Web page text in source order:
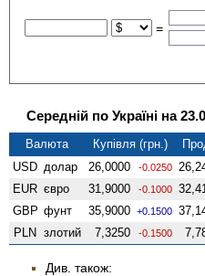
=
Середній по Україні на
Валюта Купівля (грн.)
USD долар 26,0000 -0.0250
EUR євро 31,9000 -0.1000
GBP фунт 35,9000 +0.1500
PLN злотий 7,3250 -0.1500
Див. також: